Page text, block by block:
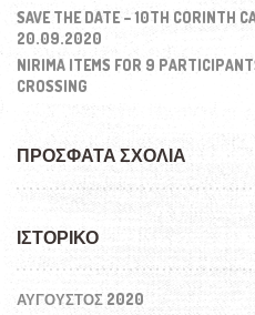
SAVE THE DATE – 10TH CORINTH
20.09.2020
NIRIMA ITEMS FOR 9
CROSSING
ΠΡΌΣΦΑΤΑ ΣΧΌΛΙΑ
ΙΣΤΟΡΙΚΌ
ΑΎΓΟΥΣΤΟΣ 2020